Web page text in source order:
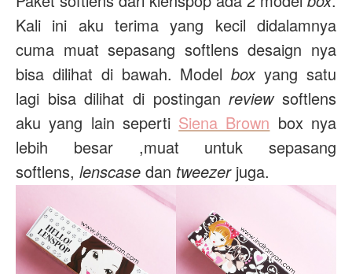
Kali ini aku terima yang kecil didalamnya
cuma muat sepasang softlens desaign nya
bisa dilihat di bawah. Modelboxyang satu
lagi bisa dilihat di postinganreviewsoftlens
aku yang lain seperti Siena Brown box nya
lebih besar ,muat untuk sepasang
softlens, lenscase dan tweezerjuga.